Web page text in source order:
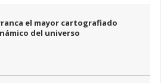
el mayor cartografiado
del universo